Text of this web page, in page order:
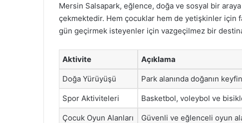
Mersin Salsapark, eğlence, doğa ve sosyal bir
çekmektedir. Hem çocuklar hem de yetişkinler için
gün geçirmek isteyenler için vazgeçilmez bir
Aktivite Açıklama
Doğa Yürüyüşü Park alanında doğanın
Spor Aktiviteleri Basketbol, voleybol ve
Çocuk Oyun Alanları Güvenli ve eğlenceli oyun